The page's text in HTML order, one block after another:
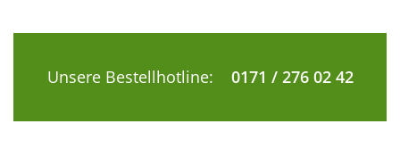
Unsere Bestellhotline: 0171 / 276 02 42